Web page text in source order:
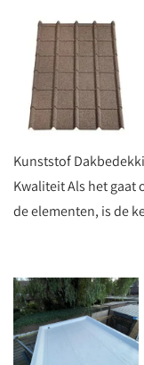
Kunststof
Kwaliteit Als het gaat
de elementen, is de